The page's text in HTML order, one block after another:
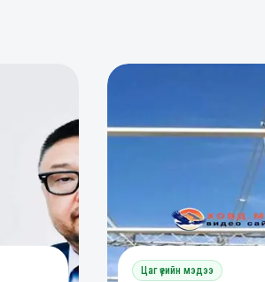
Цаг үеийн мэдээ